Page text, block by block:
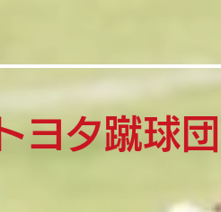
​トヨタ蹴球団